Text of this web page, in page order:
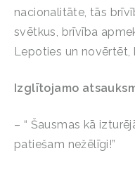
nacionalitāte, tās
svētkus, brīvība
Lepoties un novērtēt,
Izglītojamo
– “ Šausmas kā
patiešam nežēlīgi!”